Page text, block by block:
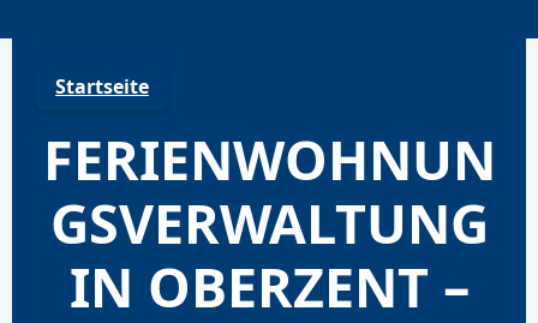
to
Startseite
FERIENWOHNUN
GSVERWALTUNG
IN OBERZENT –